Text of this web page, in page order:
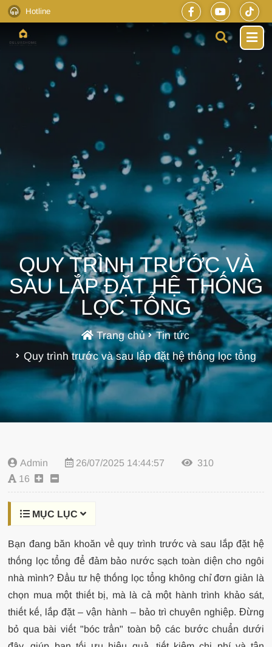
Hotline
QUY TRÌNH TRƯỚC VÀ
SAU LẮP ĐẶT HỆ THỐNG
LỌC TỔNG
Trang chủ
Tin tức
Quy trình trước và sau lắp đặt hệ thống lọc tổng
Admin 26/07/2025 14:44:57
310
16
MỤC LỤC
Bạn đang băn khoăn về quy trình trước và sau lắp đặt hệ
thống lọc tổng để đảm bảo nước sạch toàn diện cho ngôi
nhà mình? Đầu tư hệ thống lọc tổng không chỉ đơn giản là
chọn mua một thiết bị, mà là cả một hành trình khảo sát,
thiết kế, lắp đặt – vận hành – bảo trì chuyên nghiệp. Đừng
bỏ qua bài viết "bóc trần" toàn bộ các bước chuẩn dưới